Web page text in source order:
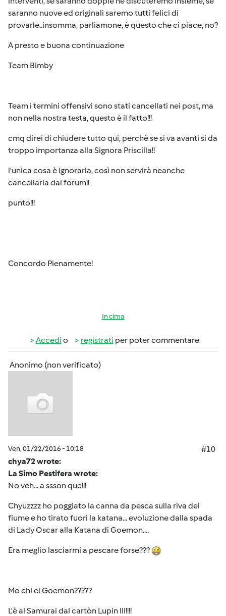
saranno nuove ed originali saremo tutti felici di
provarle..insomma, parliamone, è questo che ci piace, no?
A presto e buona continuazione
Team Bimby
Team i termini offensivi sono stati cancellati nei post, ma
non nella nostra testa, questo è il fatto!!!
cmq direi di chiudere tutto qui, perchè se si va avanti si da
troppo importanza alla Signora Priscilla!!
l'unica cosa è ignorarla, così non servirà neanche
cancellarla dal forum!!
punto!!!
Concordo Pienamente!
In cima
Accedi o registrati per poter commentare
Anonimo (non verificato)
Ven, 01/22/2016 - 10:18
#10
chya72 wrote:
La Simo Pestifera wrote:
No veh... a ssson que!!!
Chyuzzzz ho poggiato la canna da pesca sulla riva del
fiume e ho tirato fuori la katana... evoluzione dalla spada
di Lady Oscar alla Katana di Goemon....
Era meglio lasciarmi a pescare forse???
Mo chi el Goemon?????
L'è al Samurai dal cartòn Lupin III!!!!